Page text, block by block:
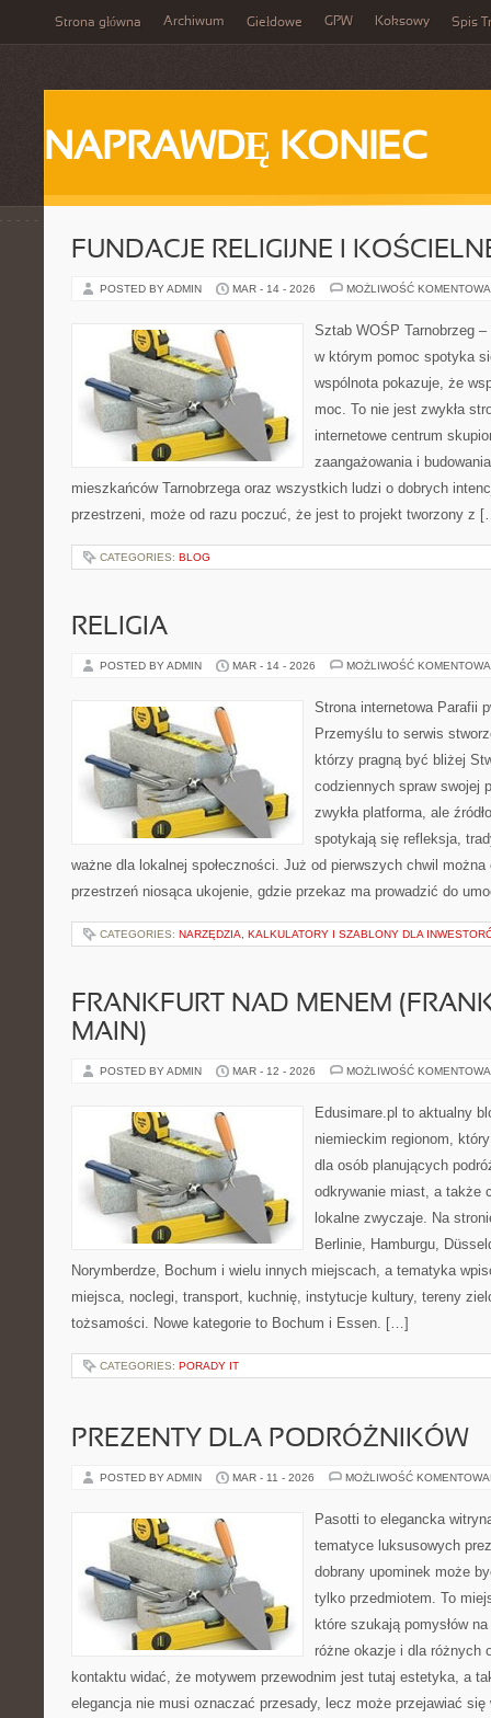
Strona główna Archiwum Giełdowe GPW Koksowy Spis
NAPRAWDĘ KONIEC
FUNDACJE RELIGIJNE I
POSTED BY ADMIN MAR - 14 - 2026 MOŻLIWOŚĆ
Sztab WOŚP Tarnobrzeg
w którym pomoc spotyka
wspólnota pokazuje, że
moc. To nie jest zwykła
internetowe centrum
zaangażowania i
mieszkańców Tarnobrzega oraz wszystkich ludzi o dobrych
przestrzeni, może od razu poczuć, że jest to projekt tworzony z
CATEGORIES: BLOG
RELIGIA
POSTED BY ADMIN MAR - 14 - 2026 MOŻLIWOŚĆ
Strona internetowa Parafii
Przemyślu to serwis
którzy pragną być bliżej
codziennych spraw swojej
zwykła platforma, ale
spotykają się refleksja,
ważne dla lokalnej społeczności. Już od pierwszych chwil
przestrzeń niosąca ukojenie, gdzie przekaz ma prowadzić do
CATEGORIES: NARZĘDZIA, KALKULATORY I SZABLONY DLA
FRANKFURT NAD MENEM
MAIN)
POSTED BY ADMIN MAR - 12 - 2026 MOŻLIWOŚĆ
Edusimare.pl to aktualny
niemieckim regionom,
dla osób planujących
odkrywanie miast, a także
lokalne zwyczaje. Na
Berlinie, Hamburgu,
Norymberdze, Bochum i wielu innych miejscach, a tematyka
miejsca, noclegi, transport, kuchnię, instytucje kultury, tereny
tożsamości. Nowe kategorie to Bochum i Essen. […]
CATEGORIES: PORADY IT
PREZENTY DLA PODRÓŻNIKÓW
POSTED BY ADMIN MAR - 11 - 2026 MOŻLIWOŚĆ
Pasotti to elegancka
tematyce luksusowych
dobrany upominek może
tylko przedmiotem. To
które szukają pomysłów
różne okazje i dla różnych
kontaktu widać, że motywem przewodnim jest tutaj estetyka, a
elegancja nie musi oznaczać przesady, lecz może przejawiać